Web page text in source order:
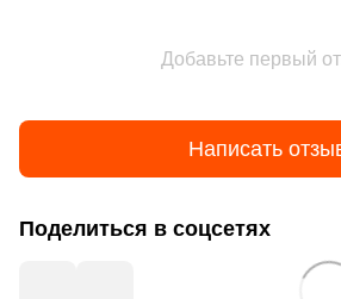
Добавьте первый
Написать
Поделиться в соцсетях